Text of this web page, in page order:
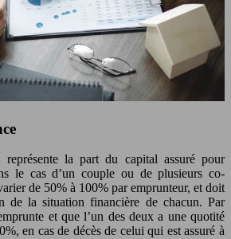
représente la part du capital assuré pour
le cas d’un couple ou de plusieurs co-
de 50% à 100% par emprunteur, et doit
de la situation financière de chacun. Par
et que l’un des deux a une quotité
en cas de décès de celui qui est assuré à